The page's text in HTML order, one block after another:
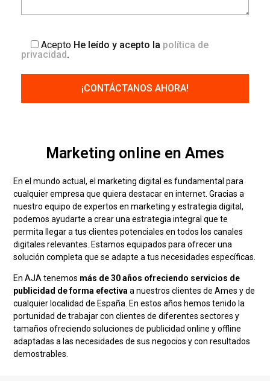
Acepto He leído y acepto la política de
privacidad .
Marketing online en Ames
En el mundo actual, el marketing digital es fundamental para
cualquier empresa que quiera destacar en internet. Gracias a
nuestro equipo de expertos en marketing y estrategia digital,
podemos ayudarte a crear una estrategia integral que te
permita llegar a tus clientes potenciales en todos los canales
digitales relevantes. Estamos equipados para ofrecer una
solución completa que se adapte a tus necesidades específicas.
En AJA tenemos más de 30 años ofreciendo servicios de
publicidad de forma efectiva a nuestros clientes de Ames y de
cualquier localidad de España. En estos años hemos tenido la
portunidad de trabajar con clientes de diferentes sectores y
tamaños ofreciendo soluciones de publicidad online y offline
adaptadas a las necesidades de sus negocios y con resultados
demostrables.